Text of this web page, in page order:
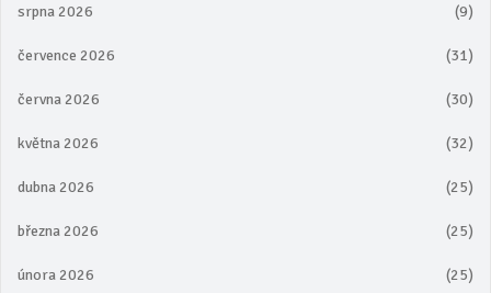
srpna 2026 (9)
července 2026 (31)
června 2026 (30)
května 2026 (32)
dubna 2026 (25)
března 2026 (25)
února 2026 (25)